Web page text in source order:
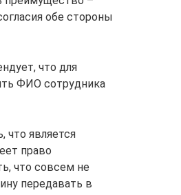
обе стороны
что для
ФИО сотрудника
что является
право
что совсем не
передавать в